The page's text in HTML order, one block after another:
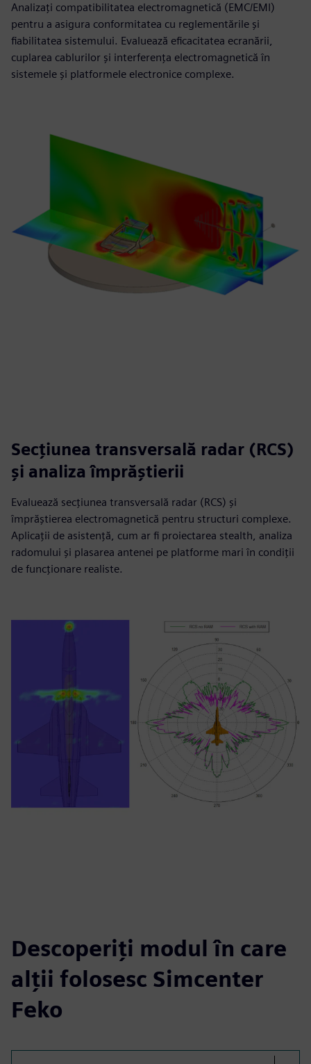
Analizați compatibilitatea electromagnetică (EMC/EMI)
pentru a asigura conformitatea cu reglementările și
fiabilitatea sistemului. Evaluează eficacitatea ecranării,
cuplarea cablurilor și interferența electromagnetică în
sistemele și platformele electronice complexe.
Secțiunea transversală radar (RCS)
și analiza împrăștierii
Evaluează secțiunea transversală radar (RCS) și
împrăștierea electromagnetică pentru structuri complexe.
Aplicații de asistență, cum ar fi proiectarea stealth, analiza
radomului și plasarea antenei pe platforme mari în condiții
de funcționare realiste.
Descoperiți modul în care
alții folosesc Simcenter
Feko